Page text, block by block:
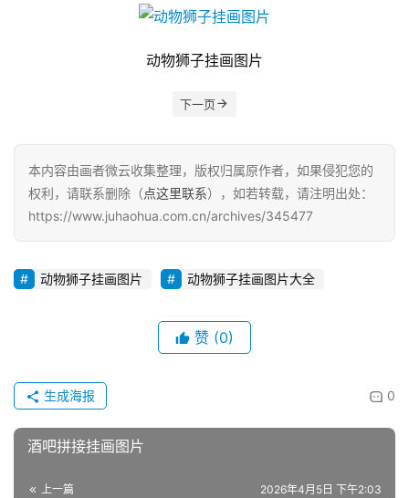
动物狮子挂画图片
下一页
本内容由画者微云收集整理，版权归属原作者，如果侵犯您的
权利，请联系删除（点这里联系），如若转载，请注明出处：
https://www.juhaohua.com.cn/archives/345477
动物狮子挂画图片 动物狮子挂画图片大全
赞 (0)
0
生成海报
酒吧拼接挂画图片
上一篇 2026年4月5日 下午2:03